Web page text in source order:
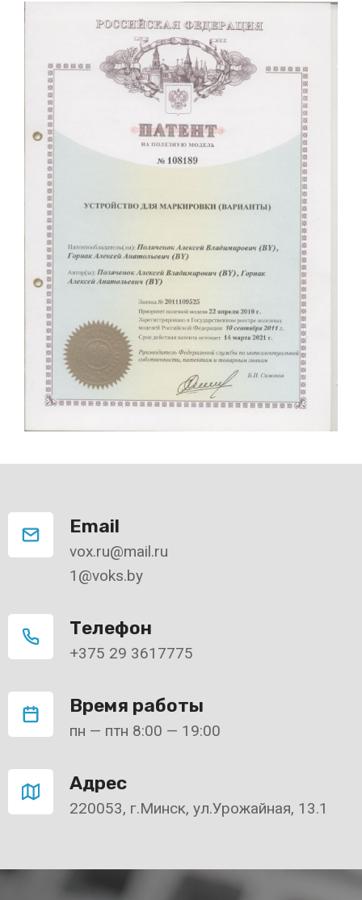
Email
vox.ru@mail.ru
1@voks.by
Телефон
+375 29 3617775
Время работы
пн — птн 8:00 — 19:00
Адрес
220053, г.Минск, ул.Урожайная, 13.1